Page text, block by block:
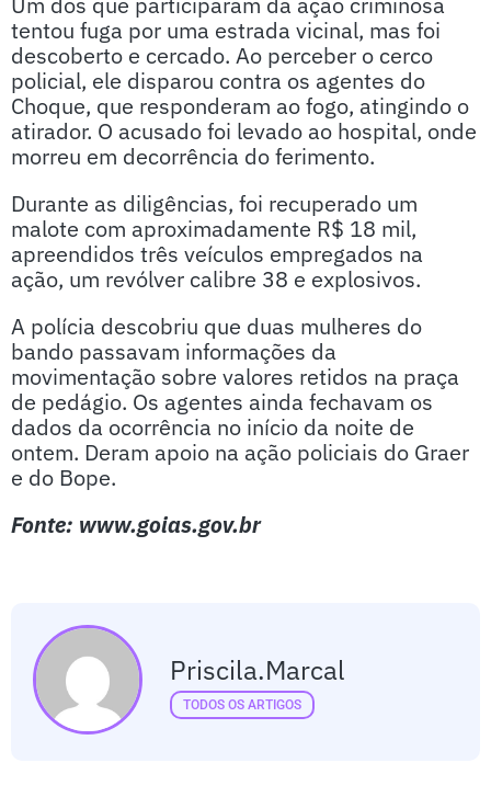
tentou fuga por uma estrada vicinal, mas foi
descoberto e cercado. Ao perceber o cerco
policial, ele disparou contra os agentes do
Choque, que responderam ao fogo, atingindo o
atirador. O acusado foi levado ao hospital, onde
morreu em decorrência do ferimento.
Durante as diligências, foi recuperado um
malote com aproximadamente R$ 18 mil,
apreendidos três veículos empregados na
ação, um revólver calibre 38 e explosivos.
A polícia descobriu que duas mulheres do
bando passavam informações da
movimentação sobre valores retidos na praça
de pedágio. Os agentes ainda fechavam os
dados da ocorrência no início da noite de
ontem. Deram apoio na ação policiais do Graer
e do Bope.
Fonte: www.goias.gov.br
Priscila.marcal
TODOS OS ARTIGOS